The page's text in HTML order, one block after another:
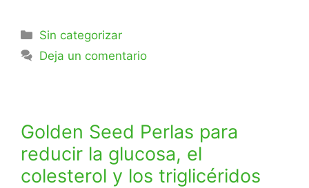
Sin categorizar
Deja un comentario
Golden Seed Perlas para
reducir la glucosa, el
colesterol y los triglicéridos